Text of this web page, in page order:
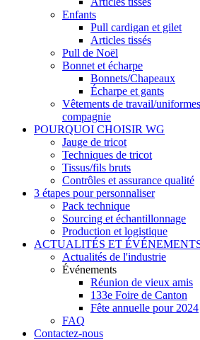
Enfants
Pull cardigan et gilet
Articles tissés
Pull de Noël
Bonnet et écharpe
Bonnets/Chapeaux
Écharpe et gants
Vêtements de travail/
compagnie
POURQUOI CHOISIR WG
Jauge de tricot
Techniques de tricot
Tissus/fils bruts
Contrôles et assurance qualité
3 étapes pour personnaliser
Pack technique
Sourcing et échantillonnage
Production et logistique
ACTUALITÉS ET
Actualités de l'industrie
Événements
Réunion de vieux amis
133e Foire de Canton
Fête annuelle pour 2024
FAQ
Contactez-nous